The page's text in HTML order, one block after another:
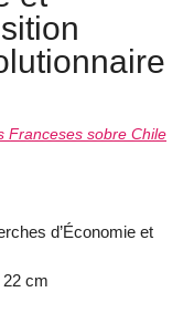
Franceses sobre Chile
d’Économie et
cm